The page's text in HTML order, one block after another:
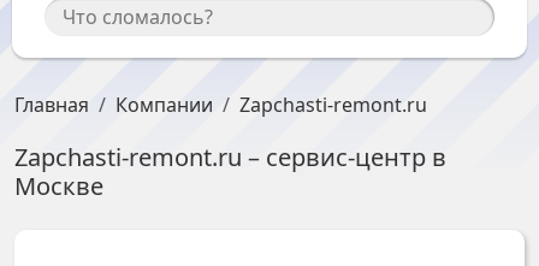
Главная Компании Zapchasti-remont.ru
Zapchasti-remont.ru – сервис-центр в
Москве